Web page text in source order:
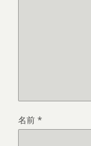
名前 *